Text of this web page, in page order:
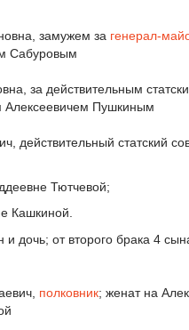
замужем за генерал-
Сабуровым
за действительным
Алексеевичем Пушкиным
действительный статский
Тютчевой;
Кашкиной.
и дочь; от второго брака 4
полковник; женат на